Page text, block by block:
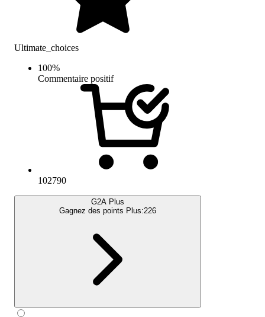
Ultimate_choices
100%
Commentaire positif
102790
G2A Plus
Gagnez des points Plus:226